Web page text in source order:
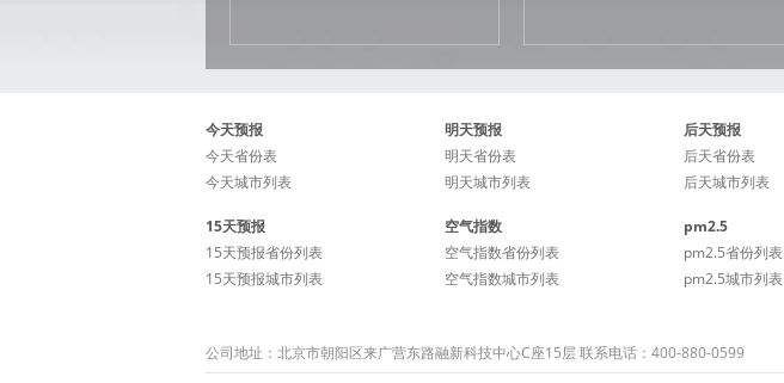
今天预报
今天省份表
今天城市列表
明天预报
明天省份表
明天城市列表
后天预报
后天省份表
后天城市列表
15天预报
15天预报省份列表
15天预报城市列表
空气指数
空气指数省份列表
空气指数城市列表
pm2.5
pm2.5省份列表
pm2.5城市列表
公司地址：北京市朝阳区来广营东路融新科技中心C座15层 联系电话：400-880-0599